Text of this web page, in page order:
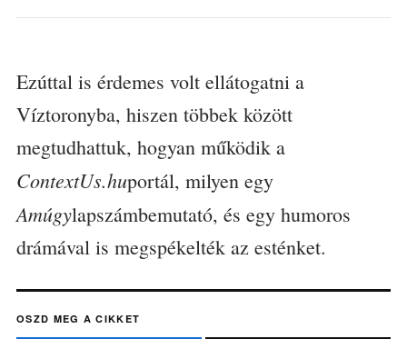
Ezúttal is érdemes volt ellátogatni a
Víztoronyba, hiszen többek között
megtudhattuk, hogyan működik a
ContextUs.huportál, milyen egy
Amúgylapszámbemutató, és egy humoros
drámával is megspékelték az esténket.
OSZD MEG A CIKKET